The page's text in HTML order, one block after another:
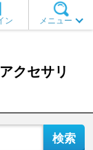
メニュー
ン
クセサリ